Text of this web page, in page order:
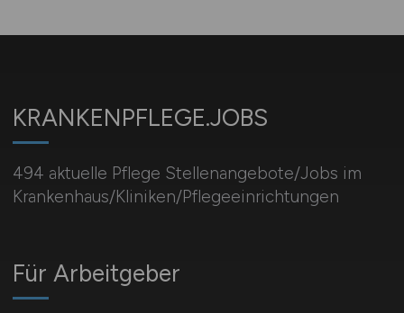
KRANKENPFLEGE.JOBS
494 aktuelle Pflege Stellenangebote/Jobs im
Krankenhaus/Kliniken/Pflegeeinrichtungen
Für Arbeitgeber